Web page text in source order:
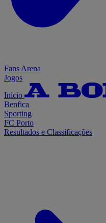
Fans Arena
Jogos
Início
Benfica
Sporting
FC Porto
Resultados e Classificações